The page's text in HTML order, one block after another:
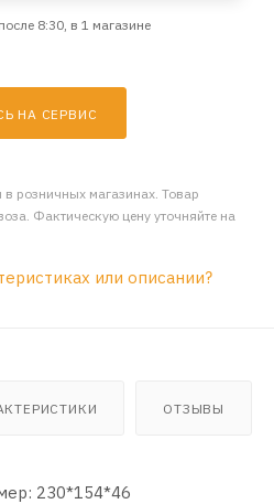
8:30, в 1 магазине
НА СЕРВИС
в розничных магазинах. Товар
Фактическую цену уточняйте на
или описании?
ОТЗЫВЫ
230*154*46